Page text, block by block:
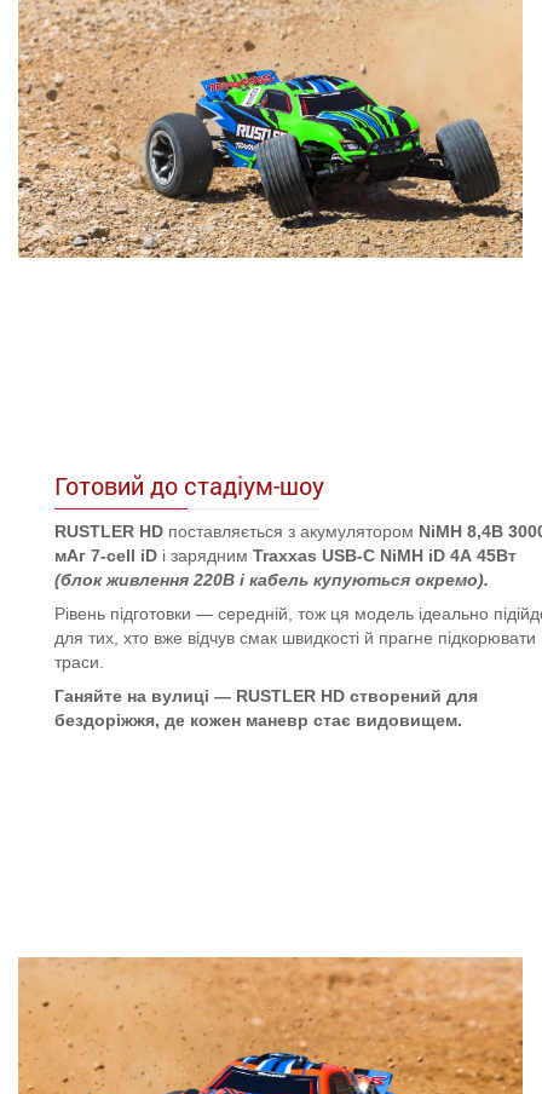
Готовий до стадіум-шоу
RUSTLER HD поставляється з акумулятором NiMH 8,4В
мАг 7-cell iDі зарядним Traxxas USB-C NiMH iD 4А 45Вт
(блок живлення 220В і кабель купуються окремо).
Рівень підготовки — середній, тож ця модель ідеально
для тих, хто вже відчув смак швидкості й прагне підкорювати
траси.
Ганяйте на вулиці — RUSTLER HD створений для
бездоріжжя, де кожен маневр стає видовищем.